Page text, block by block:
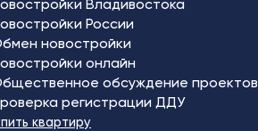
Владивостока
России
новостройки
онлайн
обсуждение проектов
регистрации ДДУ
квартиру